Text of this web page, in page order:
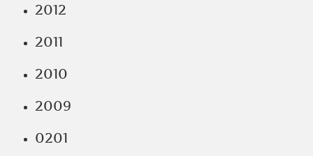
2012
2011
2010
2009
0201